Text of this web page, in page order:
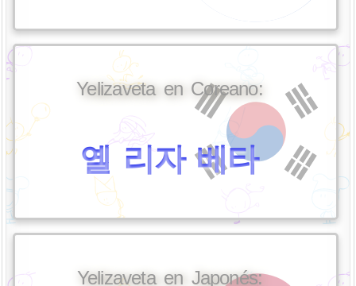
Yelizaveta en Coreano:
옐 리자 베타
Yelizaveta en Japonés: